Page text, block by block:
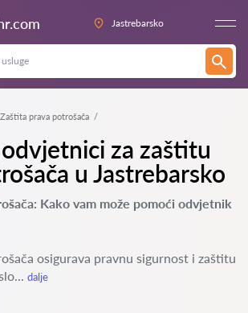
Jastrebarsko
Zaštita prava potrošača
za zaštitu
u Jastrebarsko
Kako vam može pomoći odvjetnik
osigurava pravnu sigurnost i zaštitu
dalje